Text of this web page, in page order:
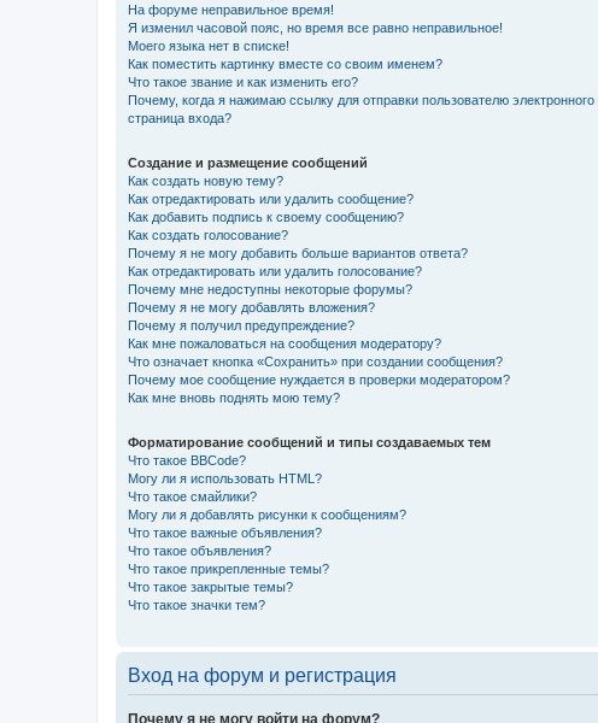
На форуме неправильное время!
Я изменил часовой пояс, но время все равно неправильное!
Моего языка нет в списке!
Как поместить картинку вместе со своим именем?
Что такое звание и как изменить его?
Почему, когда я нажимаю ссылку для отправки пользователю
страница входа?
Создание и размещение сообщений
Как создать новую тему?
Как отредактировать или удалить сообщение?
Как добавить подпись к своему сообщению?
Как создать голосование?
Почему я не могу добавить больше вариантов ответа?
Как отредактировать или удалить голосование?
Почему мне недоступны некоторые форумы?
Почему я не могу добавлять вложения?
Почему я получил предупреждение?
Как мне пожаловаться на сообщения модератору?
Что означает кнопка «Сохранить» при создании сообщения?
Почему мое сообщение нуждается в проверки модератором?
Как мне вновь поднять мою тему?
Форматирование сообщений и типы создаваемых тем
Что такое BBCode?
Могу ли я использовать HTML?
Что такое смайлики?
Могу ли я добавлять рисунки к сообщениям?
Что такое важные объявления?
Что такое объявления?
Что такое прикрепленные темы?
Что такое закрытые темы?
Что такое значки тем?
Вход на форум и регистрация
Почему я не могу войти на форум?